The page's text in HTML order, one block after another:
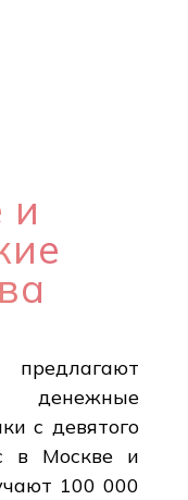
и
с девятого
в Москве и
100 000